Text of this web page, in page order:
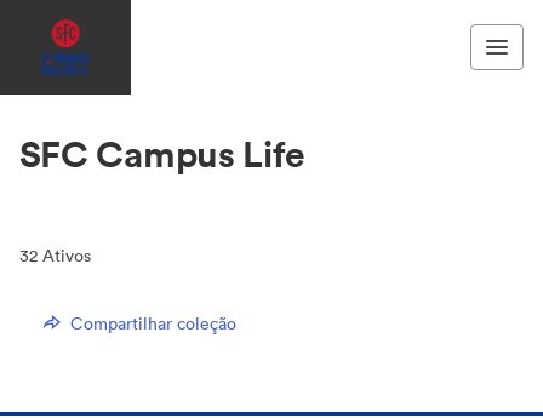
SFC Campus Life
32 Ativos
Compartilhar coleção